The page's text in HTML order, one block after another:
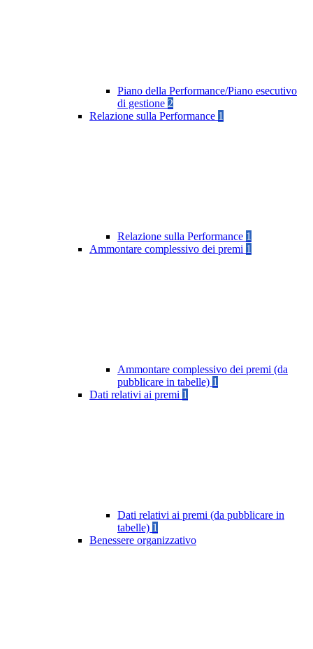
Piano della Performance/Piano esecutivo
di gestione 2
Relazione sulla Performance 1
Relazione sulla Performance 1
Ammontare complessivo dei premi 1
Ammontare complessivo dei premi (da
pubblicare in tabelle) 1
Dati relativi ai premi 1
Dati relativi ai premi (da pubblicare in
tabelle) 1
Benessere organizzativo